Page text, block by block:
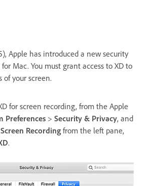
Apple has introduced a new security
Mac. You must grant access to XD to
your screen.
for screen recording, from the Apple
Preferences > Security & Privacy, and
Screen Recording from the left pane,
.